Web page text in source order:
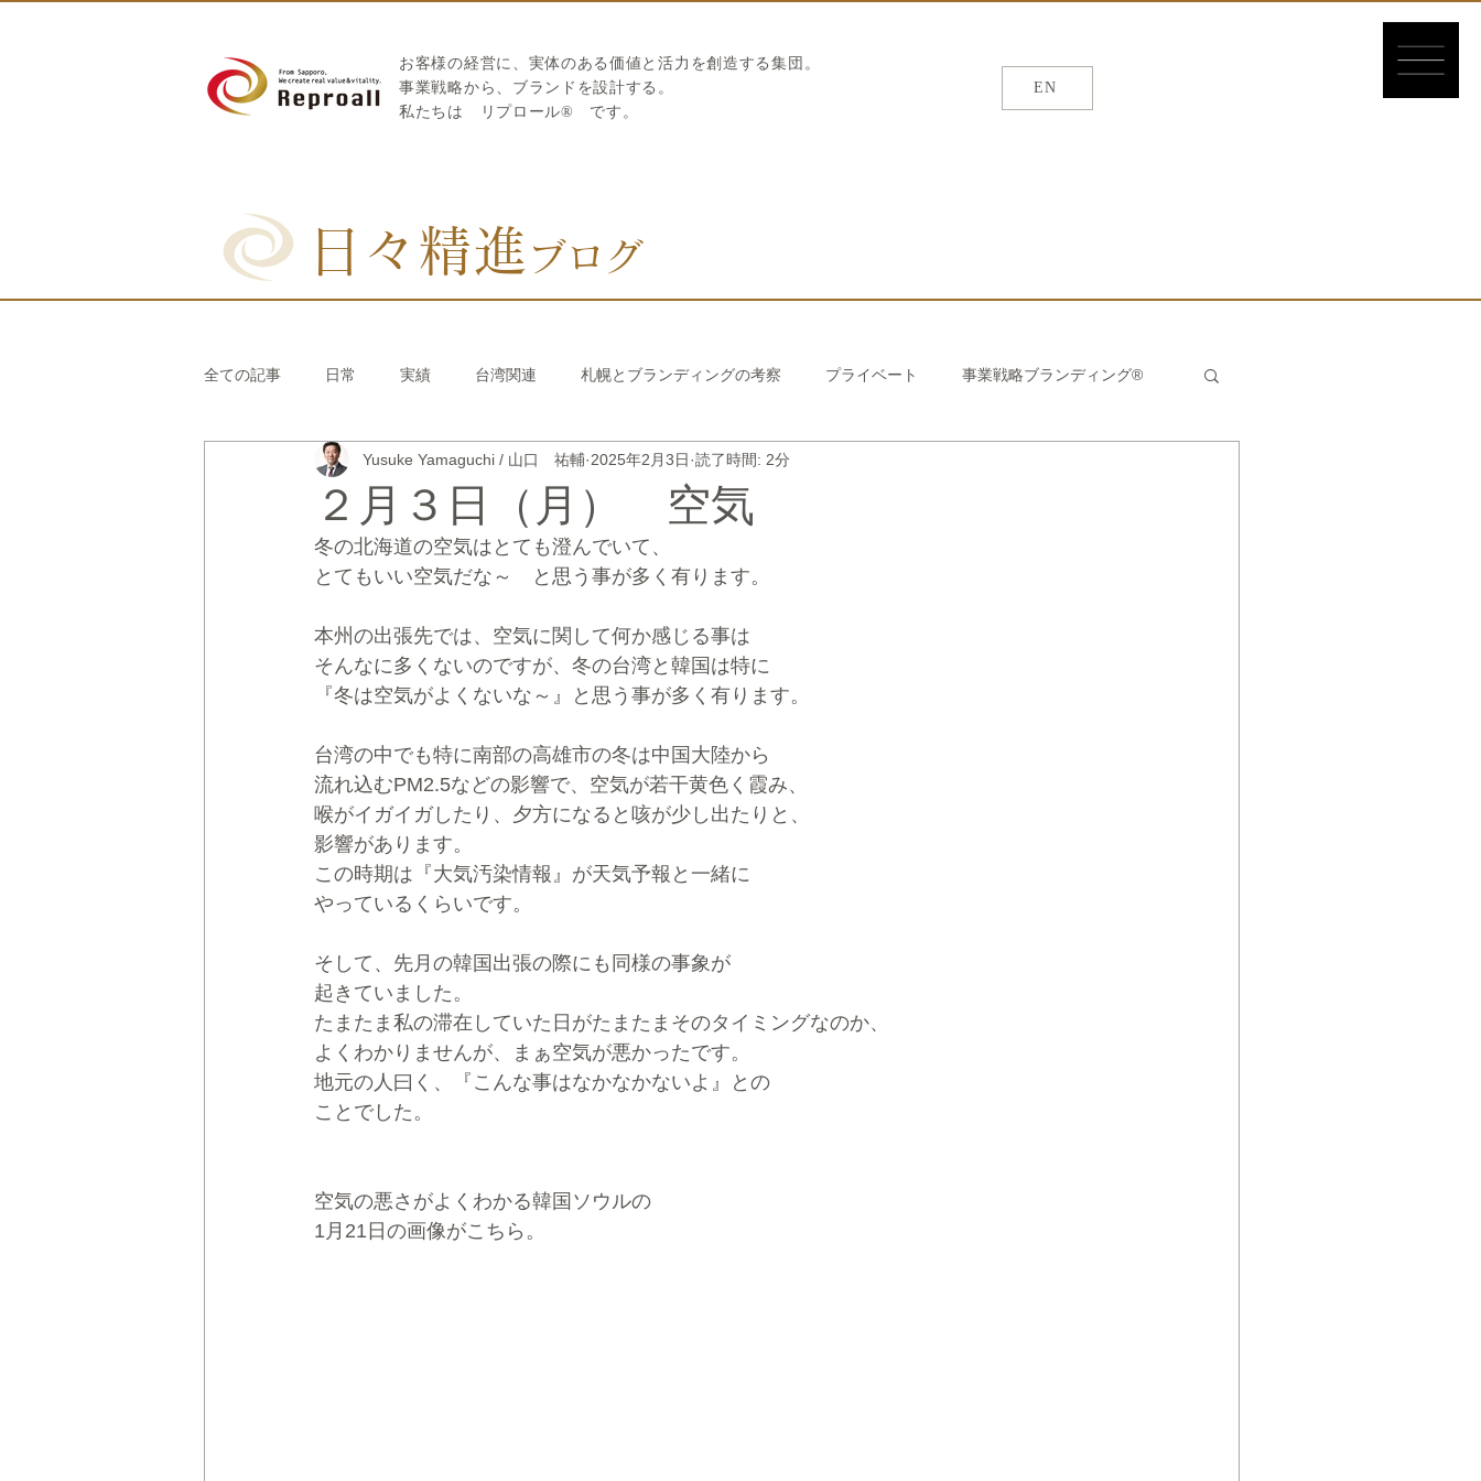
お客様の経営に、実体のある価値と活力を創造する集団。
​事業戦略から、ブランドを設計する。
私たちは
リプロール® です。
EN 繁体/簡体
日々精進 ブログ
全ての記事 日常 実績 台湾関連 札幌とブランディングの考察 プライベート 事業戦略ブランディング®
リブランディング® さとうきび繊維のストロー 中国香港関連
CRMブランディング® デジタルマーケティングブランディング®
２月３日（月） 空気
Yusuke Yamaguchi / 山口 祐輔 2025年2月3日 読了時間: 2分
冬の北海道の空気はとても澄んでいて、
とてもいい空気だな～　と思う事が多く有ります。
本州の出張先では、空気に関して何か感じる事は
そんなに多くないのですが、冬の台湾と韓国は特に
『冬は空気がよくないな～』と思う事が多く有ります。
台湾の中でも特に南部の高雄市の冬は中国大陸から
流れ込むPM2.5などの影響で、空気が若干黄色く霞み、
喉がイガイガしたり、夕方になると咳が少し出たりと、
影響があります。
この時期は『大気汚染情報』が天気予報と一緒に
やっているくらいです。
そして、先月の韓国出張の際にも同様の事象が
起きていました。
たまたま私の滞在していた日がたまたまそのタイミングなのか、
よくわかりませんが、まぁ空気が悪かったです。
地元の人曰く、『こんな事はなかなかないよ』との
ことでした。
空気の悪さがよくわかる韓国ソウルの
1月21日の画像がこちら。